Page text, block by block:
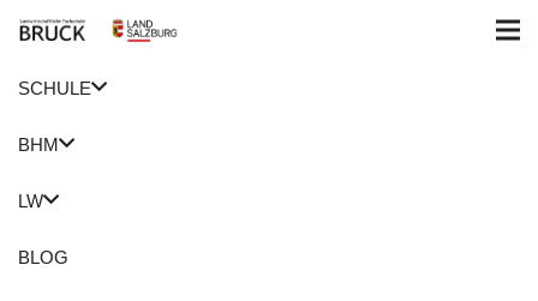
SCHULE
BHM
LW
BLOG